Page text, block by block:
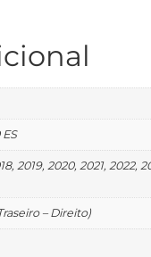
ES
2019, 2020, 2021, 2022,
– Direito)